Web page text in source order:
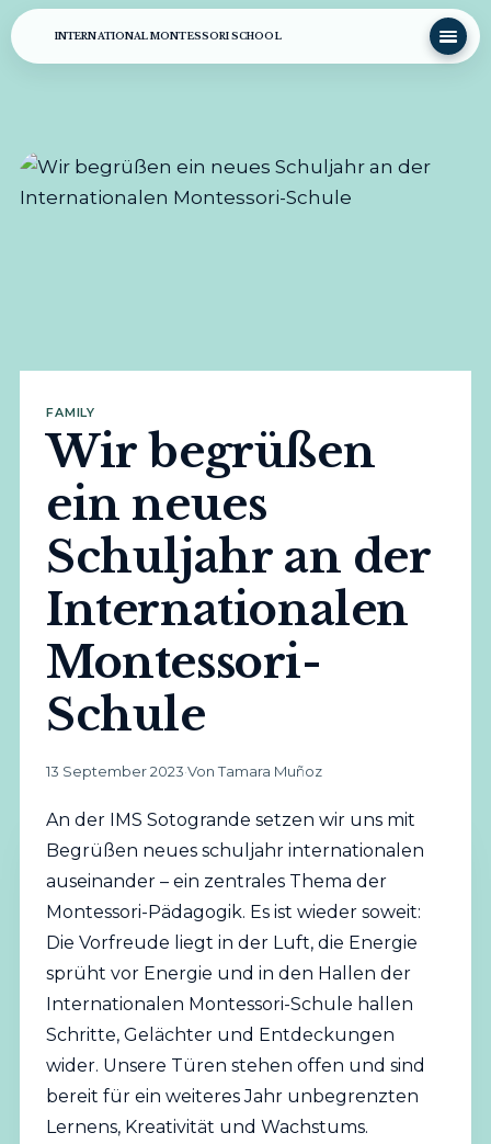
INTERNATIONAL MONTESSORI SCHOOL
FAMILY
Wir begrüßen
ein neues
Schuljahr an der
Internationalen
Montessori-
Schule
13 September 2023·Von Tamara Muñoz
An der IMS Sotogrande setzen wir uns mit
Begrüßen neues schuljahr internationalen
auseinander – ein zentrales Thema der
Montessori-Pädagogik. Es ist wieder soweit:
Die Vorfreude liegt in der Luft, die Energie
sprüht vor Energie und in den Hallen der
Internationalen Montessori-Schule hallen
Schritte, Gelächter und Entdeckungen
wider. Unsere Türen stehen offen und sind
bereit für ein weiteres Jahr unbegrenzten
Lernens, Kreativität und Wachstums.